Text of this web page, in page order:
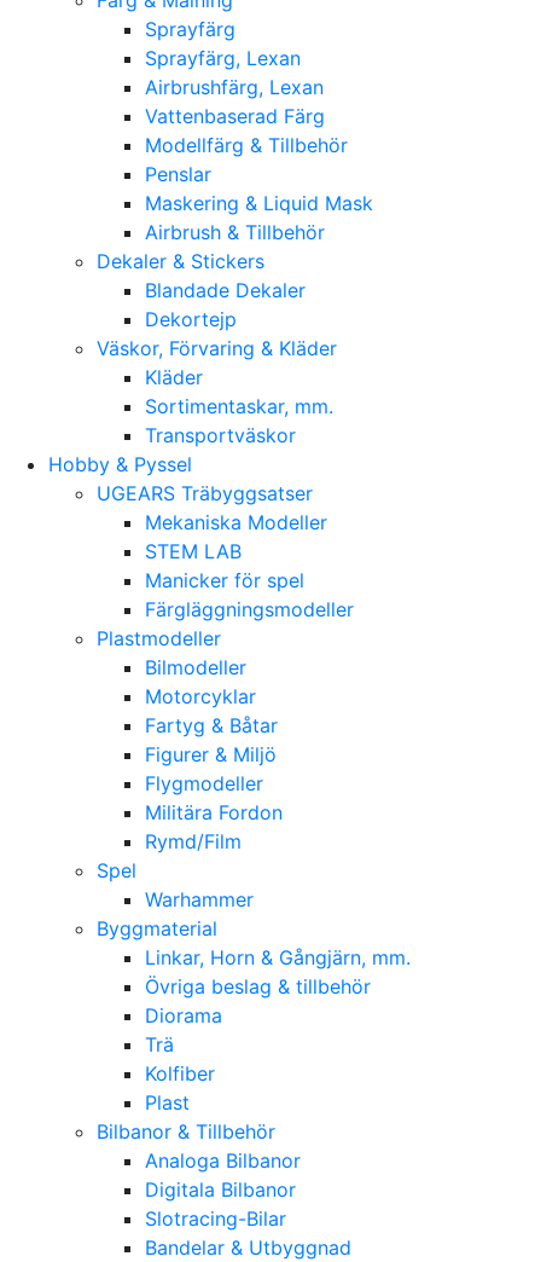
Sprayfärg
Sprayfärg, Lexan
Airbrushfärg, Lexan
Vattenbaserad Färg
Modellfärg & Tillbehör
Penslar
Maskering & Liquid Mask
Airbrush & Tillbehör
Dekaler & Stickers
Blandade Dekaler
Dekortejp
Väskor, Förvaring & Kläder
Kläder
Sortimentaskar, mm.
Transportväskor
Hobby & Pyssel
UGEARS Träbyggsatser
Mekaniska Modeller
STEM LAB
Manicker för spel
Färgläggningsmodeller
Plastmodeller
Bilmodeller
Motorcyklar
Fartyg & Båtar
Figurer & Miljö
Flygmodeller
Militära Fordon
Rymd/Film
Spel
Warhammer
Byggmaterial
Linkar, Horn & Gångjärn, mm.
Övriga beslag & tillbehör
Diorama
Trä
Kolfiber
Plast
Bilbanor & Tillbehör
Analoga Bilbanor
Digitala Bilbanor
Slotracing-Bilar
Bandelar & Utbyggnad